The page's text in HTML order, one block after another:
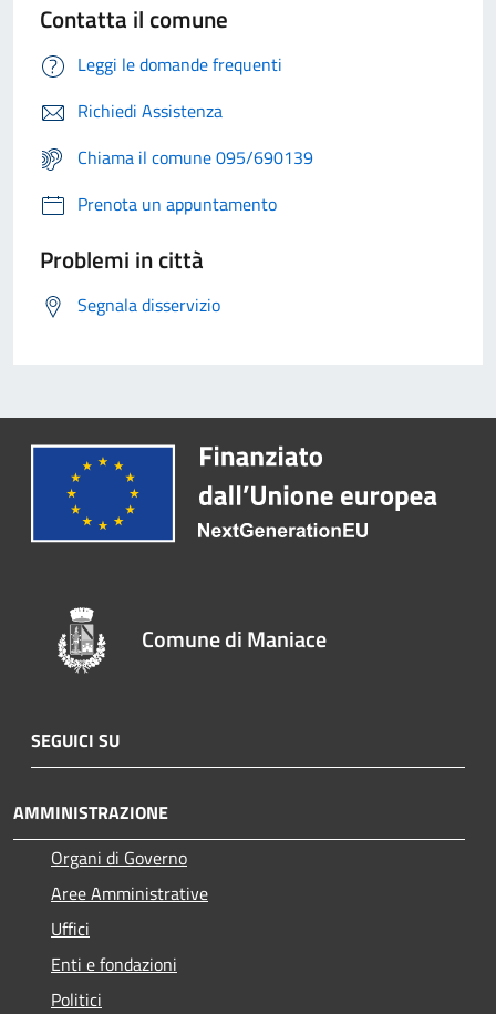
Contatta il comune
Leggi le domande frequenti
Richiedi Assistenza
Chiama il comune 095/690139
Prenota un appuntamento
Problemi in città
Segnala disservizio
Comune di Maniace
SEGUICI SU
AMMINISTRAZIONE
Organi di Governo
Aree Amministrative
Uffici
Enti e fondazioni
Politici